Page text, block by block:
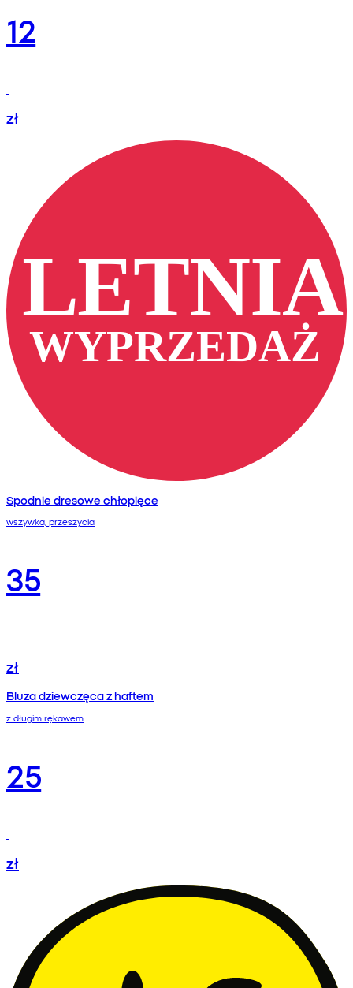
12
zł
Spodnie dresowe chłopięce
wszywka, przeszycia
35
zł
Bluza dziewczęca z haftem
z długim rękawem
25
zł